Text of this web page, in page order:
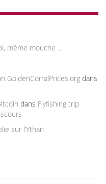
même mouche …
GoldenCorralPrices.org dans
dans Flyfishing trip
sur l’Ythan